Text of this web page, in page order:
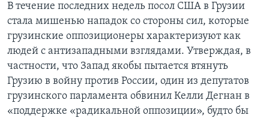
В течение последних недель посол США в Грузии
стала мишенью нападок со стороны сил, которые
грузинские оппозиционеры характеризуют как
людей с антизападными взглядами. Утверждая, в
частности, что Запад якобы пытается втянуть
Грузию в войну против России, один из депутатов
грузинского парламента обвинил Келли Дегнан в
«поддержке «радикальной оппозиции», будто бы